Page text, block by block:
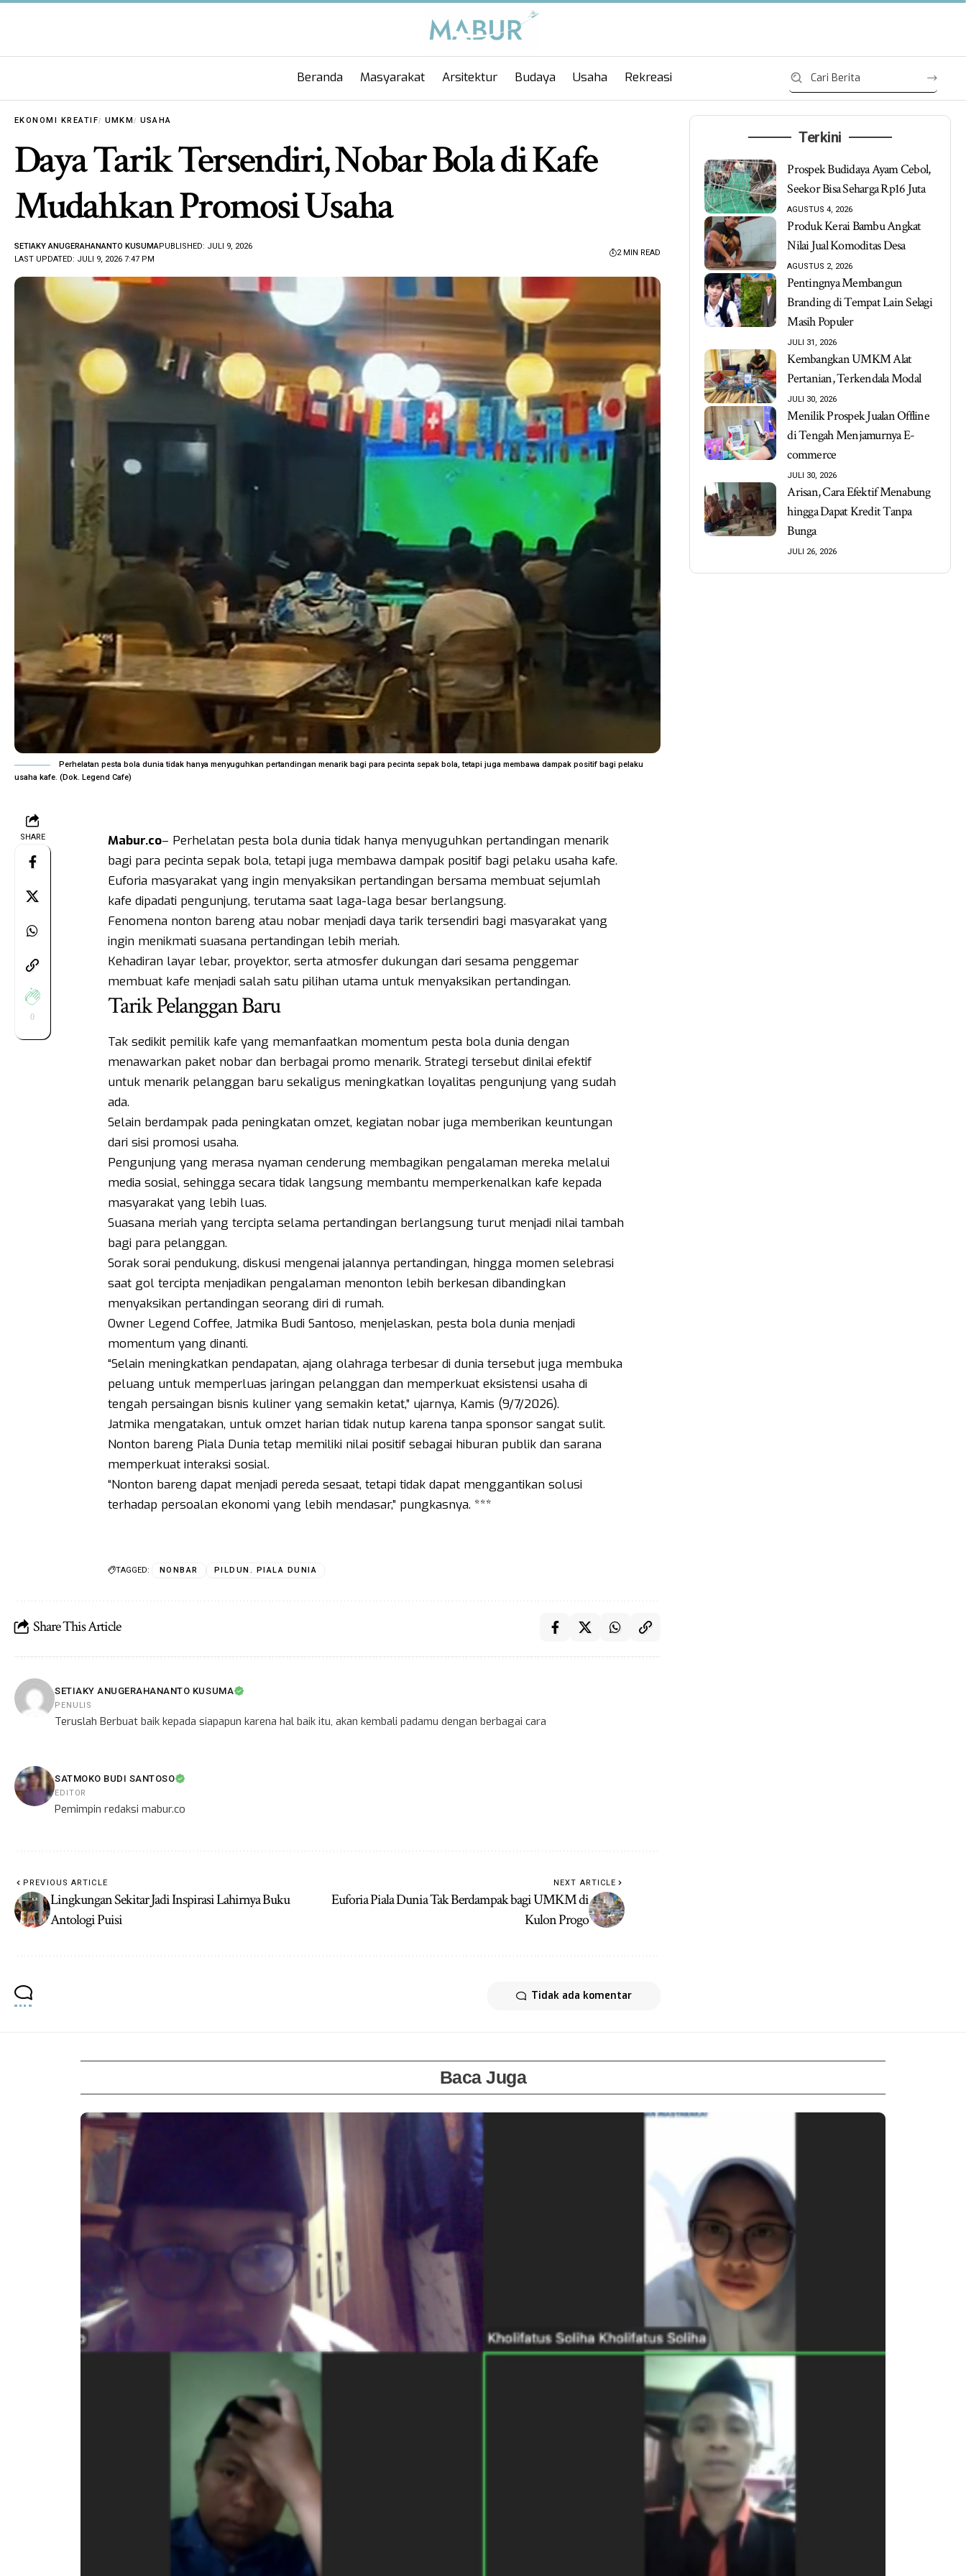
Beranda Masyarakat Arsitektur Budaya Usaha Rekreasi
EKONOMI KREATIF UMKM USAHA
Daya Tarik Tersendiri, Nobar Bola di Kafe
Mudahkan Promosi Usaha
LAST UPDATED: JULI 9, 2026 7:47 PM
SETIAKY ANUGERAHANANTO KUSUMAPUBLISHED: JULI 9, 2026
2 MIN READ
Perhelatan pesta bola dunia tidak hanya menyuguhkan pertandingan menarik bagi para pecinta sepak bola, tetapi juga membawa dampak positif bagi pelaku
usaha kafe. (Dok. Legend Cafe)
SHARE
0
Mabur.co– Perhelatan pesta bola dunia tidak hanya menyuguhkan pertandingan menarik
bagi para pecinta sepak bola, tetapi juga membawa dampak positif bagi pelaku usaha kafe.
Euforia masyarakat yang ingin menyaksikan pertandingan bersama membuat sejumlah
kafe dipadati pengunjung, terutama saat laga-laga besar berlangsung.
Fenomena nonton bareng atau nobar menjadi daya tarik tersendiri bagi masyarakat yang
ingin menikmati suasana pertandingan lebih meriah.
Kehadiran layar lebar, proyektor, serta atmosfer dukungan dari sesama penggemar
membuat kafe menjadi salah satu pilihan utama untuk menyaksikan pertandingan.
Tarik Pelanggan Baru
Tak sedikit pemilik kafe yang memanfaatkan momentum pesta bola dunia dengan
menawarkan paket nobar dan berbagai promo menarik. Strategi tersebut dinilai efektif
untuk menarik pelanggan baru sekaligus meningkatkan loyalitas pengunjung yang sudah
ada.
Selain berdampak pada peningkatan omzet, kegiatan nobar juga memberikan keuntungan
dari sisi promosi usaha.
Pengunjung yang merasa nyaman cenderung membagikan pengalaman mereka melalui
media sosial, sehingga secara tidak langsung membantu memperkenalkan kafe kepada
masyarakat yang lebih luas.
Suasana meriah yang tercipta selama pertandingan berlangsung turut menjadi nilai tambah
bagi para pelanggan.
Sorak sorai pendukung, diskusi mengenai jalannya pertandingan, hingga momen selebrasi
saat gol tercipta menjadikan pengalaman menonton lebih berkesan dibandingkan
menyaksikan pertandingan seorang diri di rumah.
Owner Legend Coffee, Jatmika Budi Santoso, menjelaskan, pesta bola dunia menjadi
momentum yang dinanti.
“Selain meningkatkan pendapatan, ajang olahraga terbesar di dunia tersebut juga membuka
peluang untuk memperluas jaringan pelanggan dan memperkuat eksistensi usaha di
tengah persaingan bisnis kuliner yang semakin ketat,” ujarnya, Kamis (9/7/2026).
Jatmika mengatakan, untuk omzet harian tidak nutup karena tanpa sponsor sangat sulit.
Nonton bareng Piala Dunia tetap memiliki nilai positif sebagai hiburan publik dan sarana
memperkuat interaksi sosial.
“Nonton bareng dapat menjadi pereda sesaat, tetapi tidak dapat menggantikan solusi
terhadap persoalan ekonomi yang lebih mendasar,” pungkasnya. ***
TAGGED: NONBAR PILDUN. PIALA DUNIA
Share This Article
SETIAKY ANUGERAHANANTO KUSUMA
PENULIS
Teruslah Berbuat baik kepada siapapun karena hal baik itu, akan kembali padamu dengan berbagai cara
SATMOKO BUDI SANTOSO
EDITOR
Pemimpin redaksi mabur.co
PREVIOUS ARTICLE
Lingkungan Sekitar Jadi Inspirasi Lahirnya Buku
Antologi Puisi
NEXT ARTICLE
Euforia Piala Dunia Tak Berdampak bagi UMKM di
Kulon Progo
Tidak ada komentar
Terkini
Prospek Budidaya Ayam Cebol,
Seekor Bisa Seharga Rp16 Juta
AGUSTUS 4, 2026
Produk Kerai Bambu Angkat
Nilai Jual Komoditas Desa
AGUSTUS 2, 2026
Pentingnya Membangun
Branding di Tempat Lain Selagi
Masih Populer
JULI 31, 2026
Kembangkan UMKM Alat
Pertanian, Terkendala Modal
JULI 30, 2026
Menilik Prospek Jualan Offline
di Tengah Menjamurnya E-
commerce
JULI 30, 2026
Arisan, Cara Efektif Menabung
hingga Dapat Kredit Tanpa
Bunga
JULI 26, 2026
Baca Juga